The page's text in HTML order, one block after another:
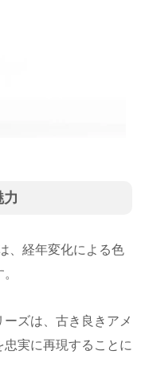
、経年変化による色
ズは、古き良きアメ
実に再現することに